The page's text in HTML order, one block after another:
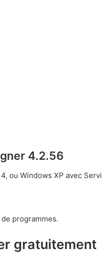
4.2.56
ou Windows XP avec
programmes.
gratuitement